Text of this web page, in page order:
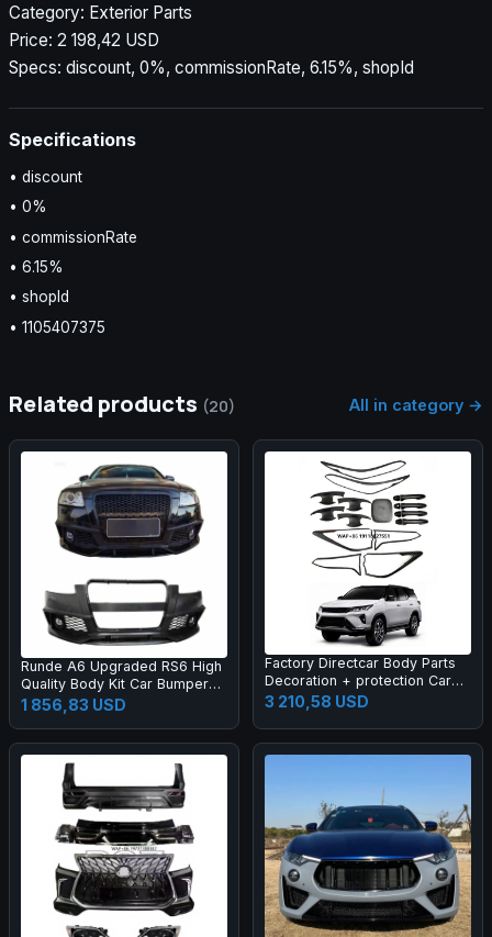
Category: Exterior Parts
Price: 2 198,42 USD
Specs: discount, 0%, commissionRate, 6.15%, shopId
Specifications
• discount
• 0%
• commissionRate
• 6.15%
• shopId
• 1105407375
Related products (20) All in category →
Runde A6 Upgraded RS6 High
Quality Body Kit Car Bumper
Grille Rear Lips Tail Throat Tail
Wing Manufacturer Direct
1 856,83 USD
Factory Directcar Body Parts
Decoration + protection Car
Body Parts Car Accessories
3 210,58 USD